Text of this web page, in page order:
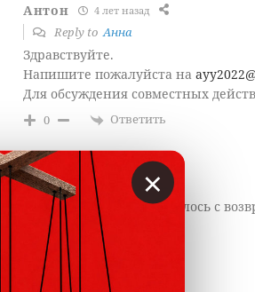
Антон 4 лет назад
Reply toАнна
Здравствуйте.
Напишите пожалуйста на
Для обсуждения совместных
0 Ответить
Анна З 2 лет назад
Reply to Елена
Добрый день, как сложилось с
0
×